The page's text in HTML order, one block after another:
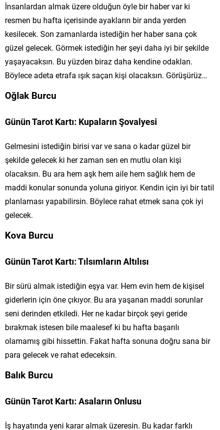
İnsanlardan almak üzere olduğun öyle bir haber var ki
resmen bu hafta içerisinde ayakların bir anda yerden
kesilecek. Son zamanlarda istediğin her haber sana çok
güzel gelecek. Görmek istediğin her şeyi daha iyi bir şekilde
yaşayacaksın. Bu yüzden biraz daha kendine odaklan.
Böylece adeta etrafa ışık saçan kişi olacaksın. Görüşürüz…
Oğlak Burcu
Günün Tarot Kartı: Kupaların Şovalyesi
Gelmesini istediğin birisi var ve sana o kadar güzel bir
şekilde gelecek ki her zaman sen en mutlu olan kişi
olacaksın. Bu ara hem aşk hem aile hem sağlık hem de
maddi konular sonunda yoluna giriyor. Kendin için iyi bir tatil
planlaması yapabilirsin. Böylece rahat etmek sana çok iyi
gelecek.
Kova Burcu
Günün Tarot Kartı: Tılsımların Altılısı
Bir sürü almak istediğin eşya var. Hem evin hem de kişisel
giderlerin için öne çıkıyor. Bu ara yaşanan maddi sorunlar
seni derinden etkiledi. Her ne kadar birçok şeyi geride
bırakmak istesen bile maalesef ki bu hafta başarılı
olamamış gibi hissettin. Fakat hafta sonuna doğru sana bir
para gelecek ve rahat edeceksin.
Balık Burcu
Günün Tarot Kartı: Asaların Onlusu
İş hayatında yeni karar almak üzeresin. Bu kadar farklı